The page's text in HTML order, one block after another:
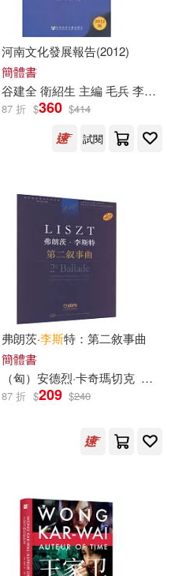
晨星(83)
版社(82)
河南文化發展報告(2012)
簡體書
谷建全 衛紹生 主編 毛兵 李立新 副主編
87 折 $360 $414
試閱
弗朗茨·李斯特：第二敘事曲
簡體書
（匈）安德烈·卡奇瑪切克 （匈
87 折 $209 $240